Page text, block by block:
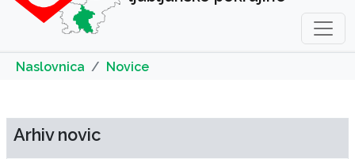
Naslovnica Novice
Arhiv novic